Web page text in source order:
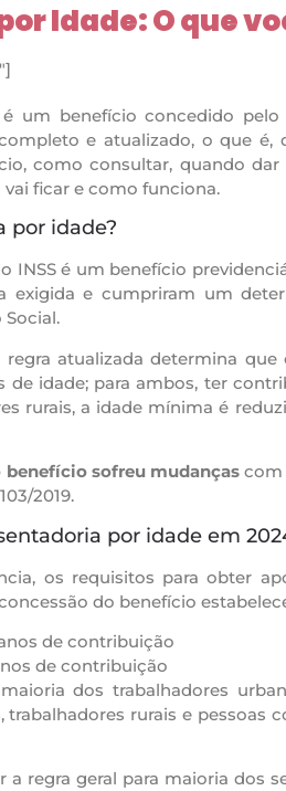
Idade: O que
um benefício concedido
e atualizado, o que
como consultar, quando
ficar e como funciona.
por idade?
INSS é um benefício
exigida e cumpriram um
regra atualizada determina
de idade; para ambos, ter
rurais, a idade mínima é
benefício sofreu mudanças com
2019.
por idade em
os requisitos para obter
do benefício
de contribuição
de contribuição
dos trabalhadores
trabalhadores rurais e pessoas
a regra geral para maioria dos